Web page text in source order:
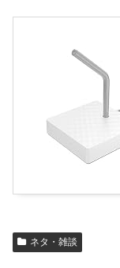
ネタ・雑談